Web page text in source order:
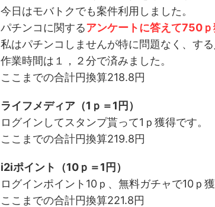
今日はモバトクでも案件利用しました。
パチンコに関するアンケートに答えて750
私はパチンコしませんが特に問題なく、す
作業時間は１，２分で済みました。
ここまでの合計円換算218.8円
ライフメディア（1ｐ＝1円）
ログインしてスタンプ貰って1ｐ獲得です。
ここまでの合計円換算219.8円
i2iポイント（10ｐ＝1円）
ログインポイント10ｐ、無料ガチャで10ｐ獲
ここまでの合計円換算221.8円